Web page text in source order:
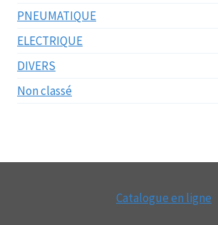
PNEUMATIQUE
ELECTRIQUE
DIVERS
Non classé
Catalogue en ligne